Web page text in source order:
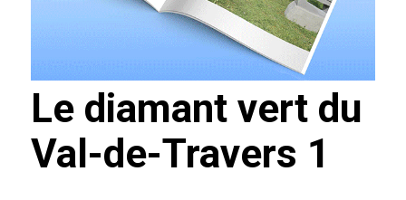
Le diamant vert du
Val-de-Travers 1